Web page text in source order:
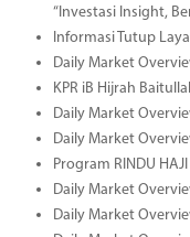
“Investasi Insight,
Informasi Tutup
Daily Market
KPR iB Hijrah
Daily Market
Daily Market
Program RINDU
Daily Market
Daily Market